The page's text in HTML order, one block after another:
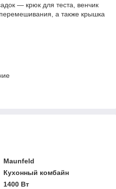
— крюк для теста, венчик
а также крышка
Maunfeld
Кухонный комбайн
1400 Вт